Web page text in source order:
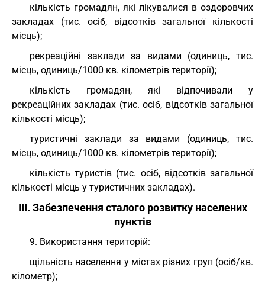
кількість громадян, які лікувалися в оздоровчих
закладах (тис. осіб, відсотків загальної кількості
місць);
рекреаційні заклади за видами (одиниць, тис.
місць, одиниць/1000 кв. кілометрів території);
кількість громадян, які відпочивали у
рекреаційних закладах (тис. осіб, відсотків загальної
кількості місць);
туристичні заклади за видами (одиниць, тис.
місць, одиниць/1000 кв. кілометрів території);
кількість туристів (тис. осіб, відсотків загальної
кількості місць у туристичних закладах).
III. Забезпечення сталого розвитку населених
пунктів
9. Використання територій:
щільність населення у містах різних груп (осіб/кв.
кілометр);